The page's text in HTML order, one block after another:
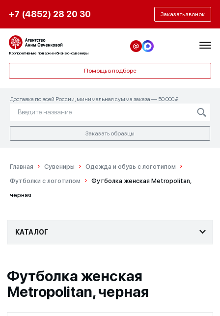
+7 (4852) 28 20 30 Заказать звонок
Корпоративные подарки и бизнес-сувениры
Помощь в подборе
Доставка по всей России, минимальная сумма заказа — 50 000 ₽
Заказать образцы
Главная Сувениры
Одежда и обувь с логотипом
Футболки с логотипом
Футболка женская Metropolitan,
черная
КАТАЛОГ
Футболка женская
Metropolitan, черная